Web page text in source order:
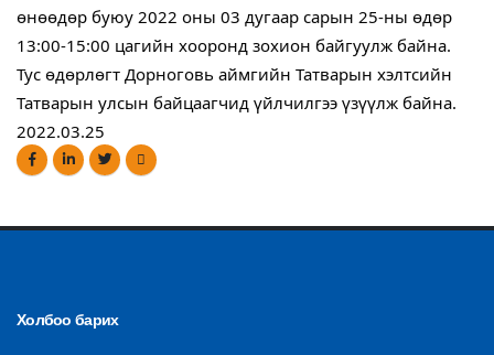
өнөөдөр буюу 2022 оны 03 дугаар сарын 25-ны өдөр
13:00-15:00 цагийн хооронд зохион байгуулж байна.
Тус өдөрлөгт Дорноговь аймгийн Татварын хэлтсийн
Татварын улсын байцаагчид үйлчилгээ үзүүлж байна.
2022.03.25
Холбоо барих